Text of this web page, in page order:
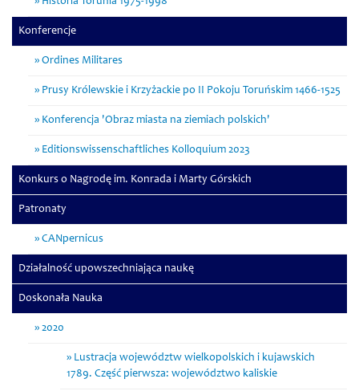
Konferencje
Ordines Militares
Prusy Królewskie i Krzyżackie po II Pokoju Toruńskim 1466-1525
Konferencja 'Obraz miasta na ziemiach polskich'
Editionswissenschaftliches Kolloquium 2023
Konkurs o Nagrodę im. Konrada i Marty Górskich
Patronaty
CANpernicus
Działalność upowszechniająca naukę
Doskonała Nauka
2020
Lustracja województw wielkopolskich i kujawskich
1789. Część pierwsza: województwo kaliskie